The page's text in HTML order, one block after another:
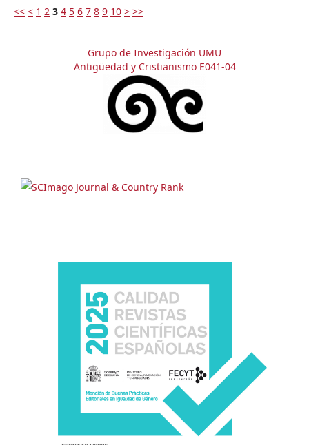
<< < 1 2 3 4 5 6 7 8 9 10 > >>
Grupo de Investigación UMU
Antigüedad y Cristianismo E041-04